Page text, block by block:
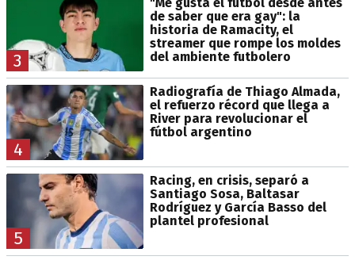
3
de saber que era gay": la
historia de Ramacity, el
streamer que rompe los moldes
del ambiente futbolero
4
Radiografía de Thiago Almada,
el refuerzo récord que llega a
River para revolucionar el
fútbol argentino
5
Racing, en crisis, separó a
Santiago Sosa, Baltasar
Rodríguez y García Basso del
plantel profesional